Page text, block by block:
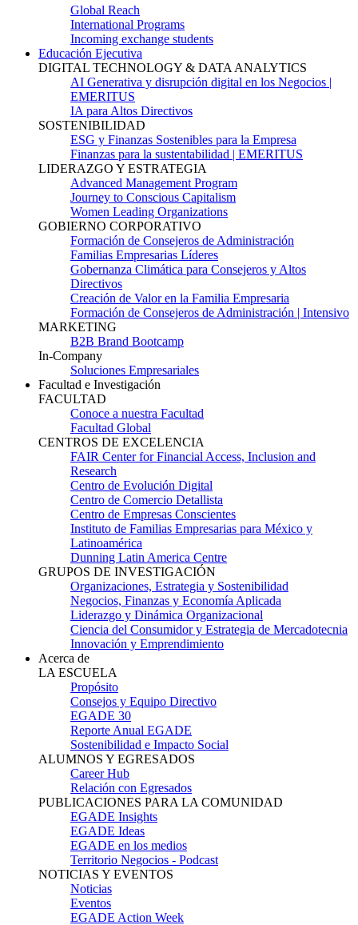
Global Reach
International Programs
Incoming exchange students
Educación Ejecutiva
DIGITAL TECHNOLOGY & DATA ANALYTICS
AI Generativa y disrupción digital en los Negocios |
EMERITUS
IA para Altos Directivos
SOSTENIBILIDAD
ESG y Finanzas Sostenibles para la Empresa
Finanzas para la sustentabilidad | EMERITUS
LIDERAZGO Y ESTRATEGIA
Advanced Management Program
Journey to Conscious Capitalism
Women Leading Organizations
GOBIERNO CORPORATIVO
Formación de Consejeros de Administración
Familias Empresarias Líderes
Gobernanza Climática para Consejeros y Altos
Directivos
Creación de Valor en la Familia Empresaria
Formación de Consejeros de Administración | Intensivo
MARKETING
B2B Brand Bootcamp
In-Company
Soluciones Empresariales
Facultad e Investigación
FACULTAD
Conoce a nuestra Facultad
Facultad Global
CENTROS DE EXCELENCIA
FAIR Center for Financial Access, Inclusion and
Research
Centro de Evolución Digital
Centro de Comercio Detallista
Centro de Empresas Conscientes
Instituto de Familias Empresarias para México y
Latinoamérica
Dunning Latin America Centre
GRUPOS DE INVESTIGACIÓN
Organizaciones, Estrategia y Sostenibilidad
Negocios, Finanzas y Economía Aplicada
Liderazgo y Dinámica Organizacional
Ciencia del Consumidor y Estrategia de Mercadotecnia
Innovación y Emprendimiento
Acerca de
LA ESCUELA
Propósito
Consejos y Equipo Directivo
EGADE 30
Reporte Anual EGADE
Sostenibilidad e Impacto Social
ALUMNOS Y EGRESADOS
Career Hub
Relación con Egresados
PUBLICACIONES PARA LA COMUNIDAD
EGADE Insights
EGADE Ideas
EGADE en los medios
Territorio Negocios - Podcast
NOTICIAS Y EVENTOS
Noticias
Eventos
EGADE Action Week